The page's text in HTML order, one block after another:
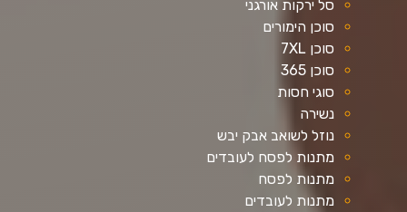
סל ירקות אורגני
סוכן הימורים
סוכן 7XL
סוכן 365
סוגי חסות
נשירה
נוזל לשואב אבק יבש
מתנות לפסח לעובדים
מתנות לפסח
מתנות לעובדים